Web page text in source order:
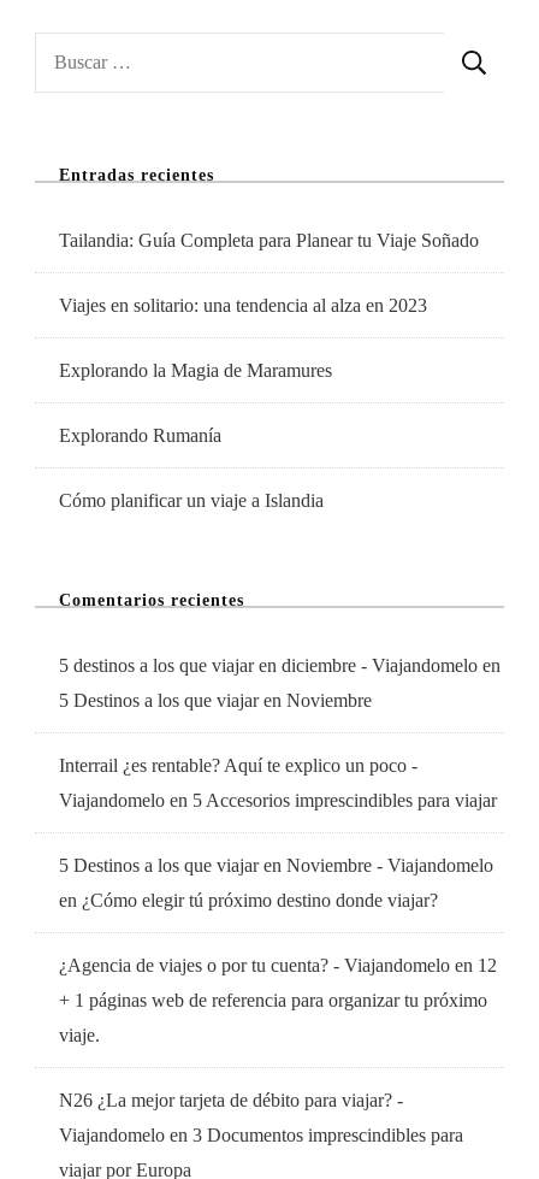
De
Historia
Entradas recientes
Tailandia: Guía Completa para Planear tu Viaje Soñado
Viajes en solitario: una tendencia al alza en 2023
Explorando la Magia de Maramures
Explorando Rumanía
Cómo planificar un viaje a Islandia
Comentarios recientes
5 destinos a los que viajar en diciembre - Viajandomelo en
5 Destinos a los que viajar en Noviembre
Interrail ¿es rentable? Aquí te explico un poco -
Viajandomelo en 5 Accesorios imprescindibles para viajar
5 Destinos a los que viajar en Noviembre - Viajandomelo
en ¿Cómo elegir tú próximo destino donde viajar?
¿Agencia de viajes o por tu cuenta? - Viajandomelo en 12
+ 1 páginas web de referencia para organizar tu próximo
viaje.
N26 ¿La mejor tarjeta de débito para viajar? -
Viajandomelo en 3 Documentos imprescindibles para
viajar por Europa